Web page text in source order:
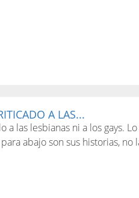
A LAS...
a las lesbianas ni a los gays.
abajo son sus historias, no